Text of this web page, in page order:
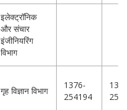
इलेक्ट्रॉनिक
और संचार
इंजीनियरिंग
विभाग
गृह विज्ञान विभाग
1376-
254194